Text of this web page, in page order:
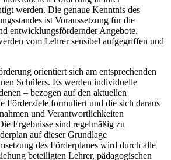
werden. Die genaue Kenntnis des
ist Voraussetzung für die
entwicklungsfördernder Angebote.
vom Lehrer sensibel aufgegriffen und
orientiert sich am entsprechenden
Schülers. Es werden individuelle
– bezogen auf den aktuellen
Förderziele formuliert und die sich daraus
und Verantwortlichkeiten
Ergebnisse sind regelmäßig zu
auf dieser Grundlage
des Förderplanes wird durch alle
beteiligten Lehrer, pädagogischen